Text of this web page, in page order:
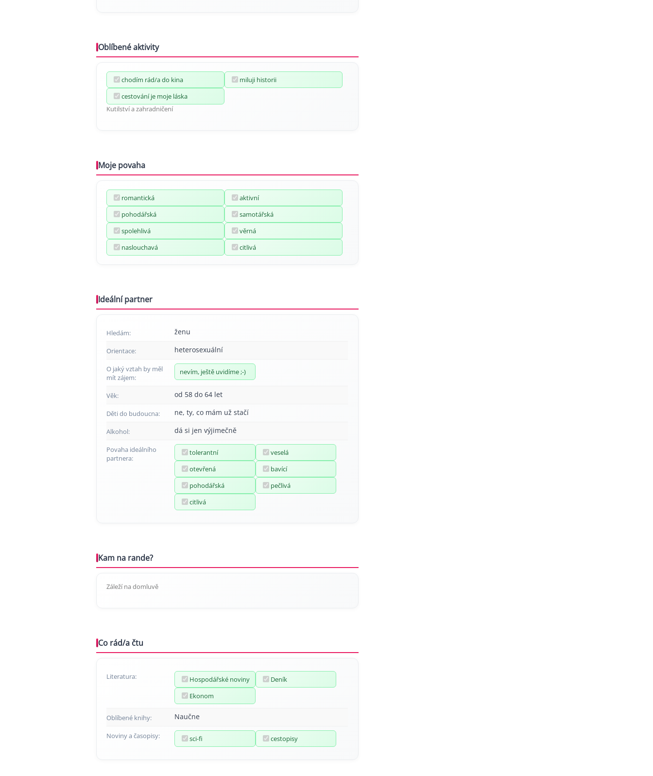
Oblíbené aktivity
chodím rád/a do kina
miluji historii
cestování je moje láska
Kutilství a zahradničení
Moje povaha
romantická
aktivní
pohodářská
samotářská
spolehlivá
věrná
naslouchavá
citlivá
Ideální partner
Hledám: ženu
Orientace: heterosexuální
O jaký vztah by měl
mít zájem:
nevím, ještě uvidíme ;-)
Věk: od 58 do 64 let
Děti do budoucna: ne, ty, co mám už stačí
Alkohol: dá si jen výjimečně
Povaha ideálního
partnera:
tolerantní
veselá
otevřená
bavící
pohodářská
pečlivá
citlivá
Kam na rande?
Záleží na domluvě
Co rád/a čtu
Literatura: Hospodářské noviny
Deník
Ekonom
Oblíbené knihy: Naučne
Noviny a časopisy: sci-fi cestopisy